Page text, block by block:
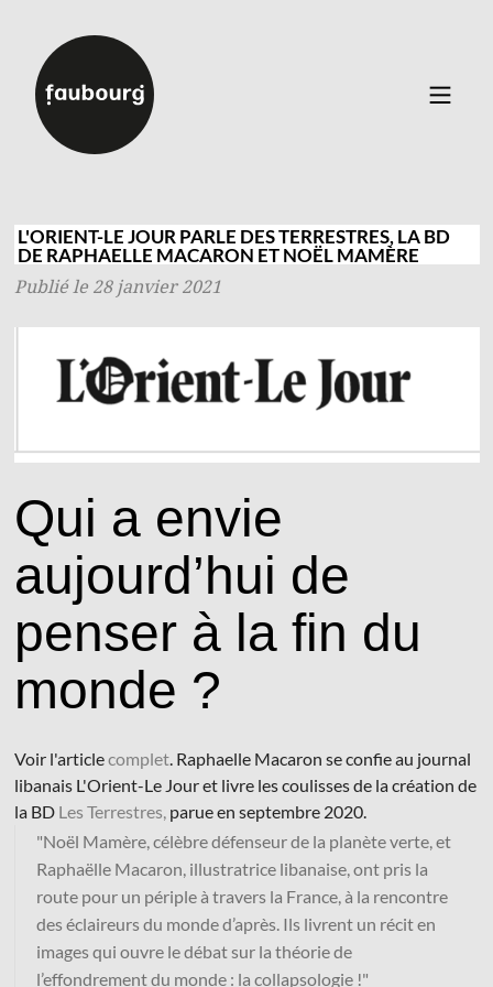
Auteurs
Événements
À propos
Connexion Inscription
© Les Éditions du Faubourg 2026
42 rue Planchat 75020 Paris
Fondatrice :Sophie Caillat
L'ORIENT-LE JOUR PARLE DES TERRESTRES, LA BD
DE RAPHAELLE MACARON ET NOËL MAMÈRE
Publié le 28 janvier 2021
Qui a envie
aujourd’hui de
penser à la fin du
monde ?
Voir l'articlecomplet. Raphaelle Macaron se confie au journal
libanais L'Orient-Le Jour et livre les coulisses de la création de
la BD Les Terrestres,parue en septembre 2020.
"Noël Mamère, célèbre défenseur de la planète verte, et
Raphaëlle Macaron, illustratrice libanaise, ont pris la
route pour un périple à travers la France, à la rencontre
des éclaireurs du monde d’après. Ils livrent un récit en
images qui ouvre le débat sur la théorie de
l’effondrement du monde : la collapsologie !"